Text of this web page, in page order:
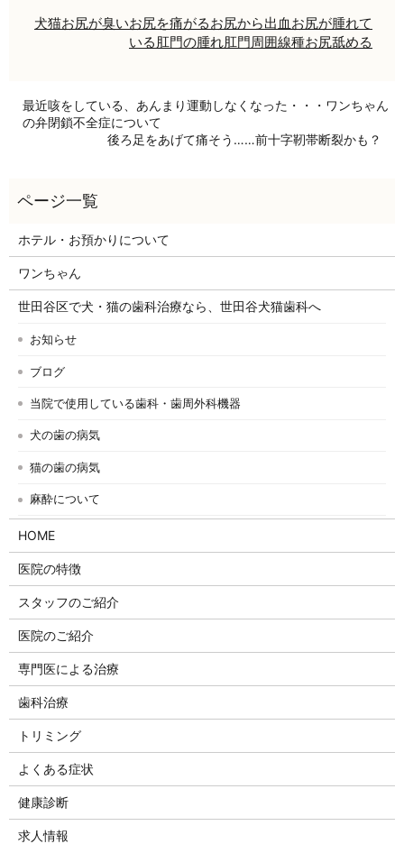
犬猫お尻が臭いお尻を痛がるお尻から出血 お尻が腫れて
いる肛門の腫れ肛門周囲線種お尻舐める
最近咳をしている、あんまり運動しなくなった・・・ワンちゃん
の弁閉鎖不全症について
後ろ足をあげて痛そう……前十字靭帯断裂かも？
ホテル・お預かりについて
ワンちゃん
世田谷区で犬・猫の歯科治療なら、世田谷犬猫歯科へ
お知らせ
ブログ
当院で使用している歯科・歯周外科機器
犬の歯の病気
猫の歯の病気
麻酔について
HOME
医院の特徴
スタッフのご紹介
医院のご紹介
専門医による治療
歯科治療
トリミング
よくある症状
健康診断
求人情報